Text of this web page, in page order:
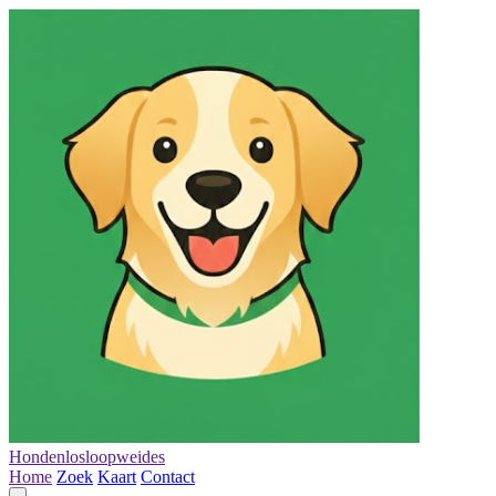
Hondenlosloopweides
Home Zoek Kaart Contact